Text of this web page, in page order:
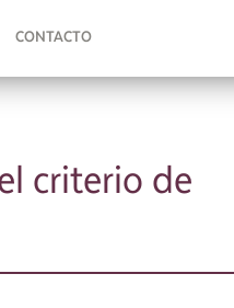
CONTACTO
criterio de